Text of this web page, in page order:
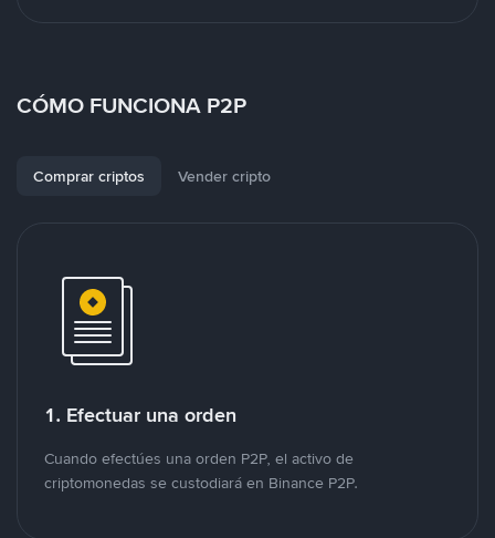
CÓMO FUNCIONA P2P
Comprar criptos Vender cripto
1. Efectuar una orden
Cuando efectúes una orden P2P, el activo de
criptomonedas se custodiará en Binance P2P.